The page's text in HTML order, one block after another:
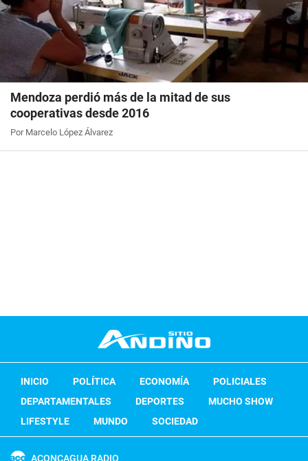
Mendoza perdió más de la mitad de sus
cooperativas desde 2016
Por Marcelo López Álvarez
INICIO POLÍTICA ECONOMÍA
POLICIALES
DEPARTAMENTALES
DEPORTES
MUCHO SHOW
LIFESTYLE
MUNDO SOCIEDAD
ACONCAGUA RADIO